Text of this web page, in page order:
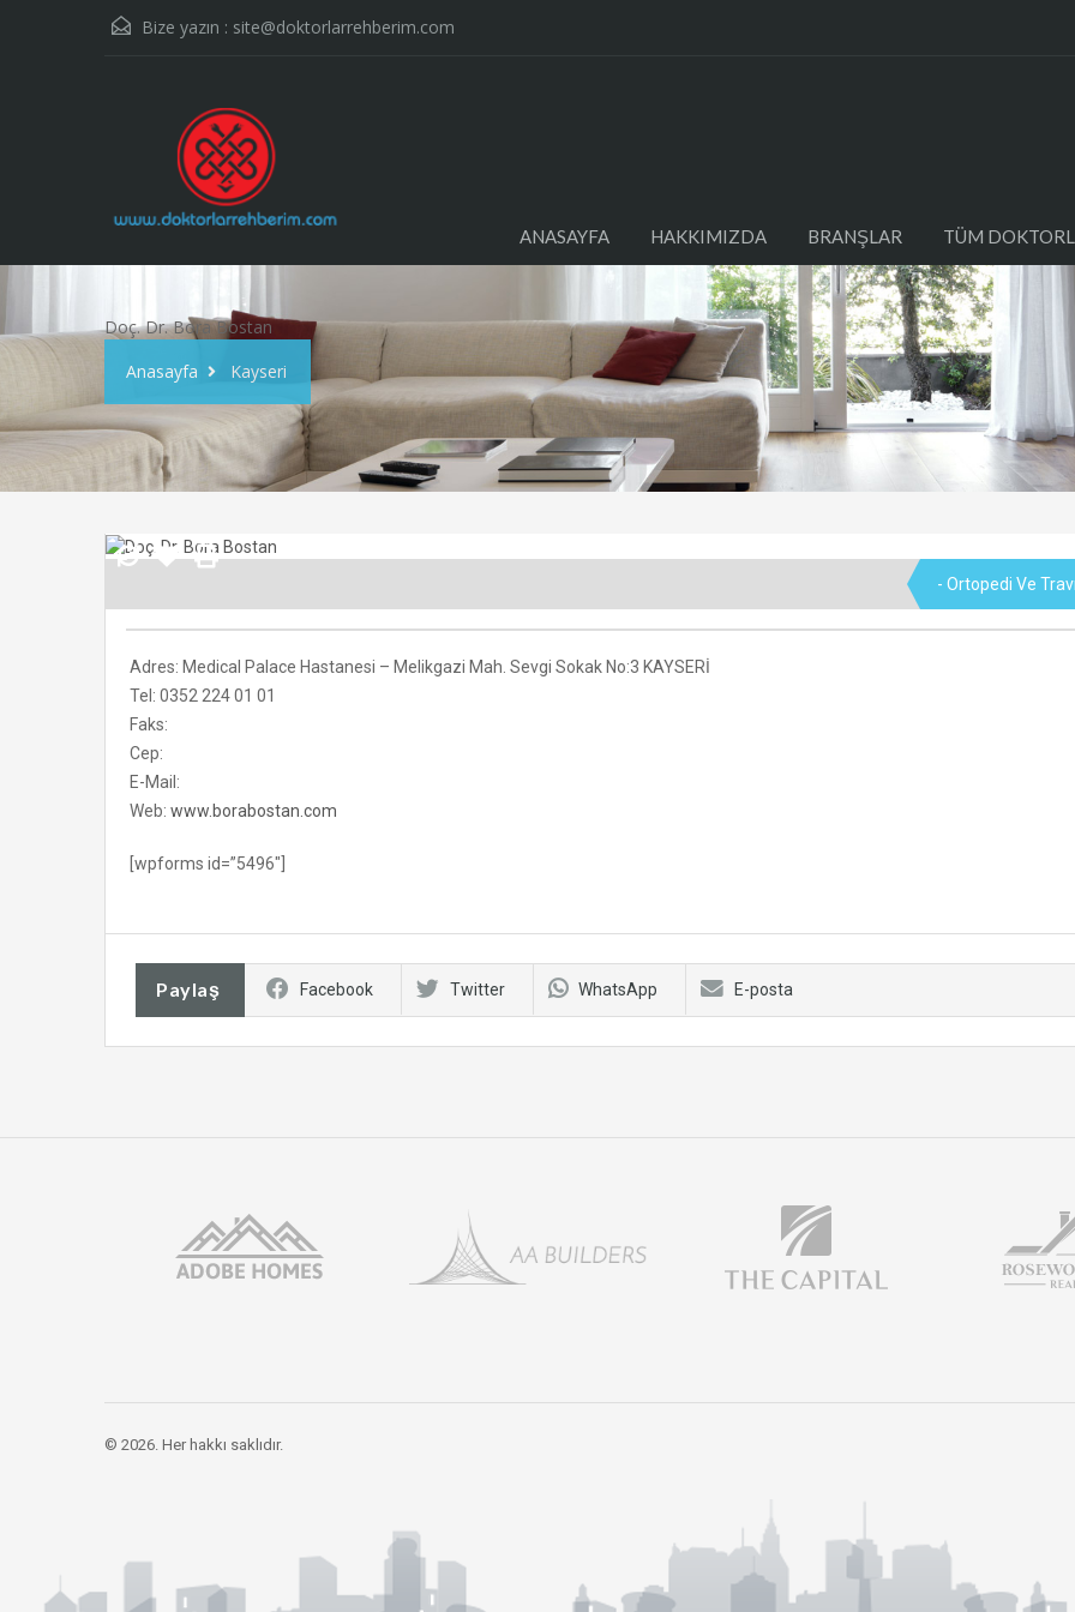
Bize yazın : site@doktorlarrehberim.com
ANASAYFA HAKKIMIZDA BRANŞLAR TÜM
Doç. Dr. Bora Bostan
Anasayfa
Kayseri
- Ortopedi Ve
Adres: Medical Palace Hastanesi – Melikgazi Mah. Sevgi Sokak No:3 KAYSERİ
Tel: 0352 224 01 01
Faks:
Cep:
E-Mail:
Web: www.borabostan.com
[wpforms id=”5496″]
Paylaş Facebook Twitter WhatsApp E-posta
© 2026. Her hakkı saklıdır.